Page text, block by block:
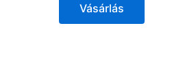
Vásárlás